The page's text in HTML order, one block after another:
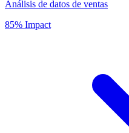
Análisis de datos de ventas
85% Impact